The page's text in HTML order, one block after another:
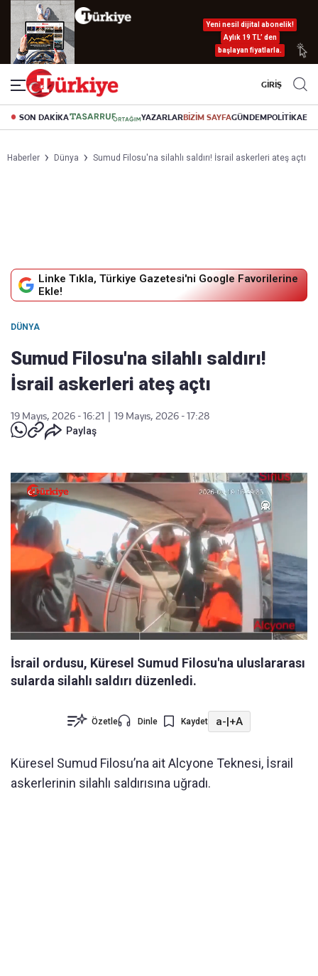
Yeni nesil dijital abonelik!
Aylık 19 TL’ den
başlayan fiyatlarla.
GİRİŞ
SON DAKİKA YAZARLARBİZİM SAYFAGÜNDEMPOLİTİKA
Haberler Dünya Sumud Filosu'na silahlı saldırı! İsrail askerleri ateş açtı
Linke Tıkla, Türkiye Gazetesi'ni Google Favorilerine
Ekle!
DÜNYA
Sumud Filosu'na silahlı saldırı!
İsrail askerleri ateş açtı
19 Mayıs, 2026 - 16:21
19 Mayıs, 2026 - 17:28
Paylaş
İsrail ordusu, Küresel Sumud Filosu'na uluslararası
sularda silahlı saldırı düzenledi.
Özetle Dinle Kaydet a-|+A
Küresel Sumud Filosu’na ait Alcyone Teknesi, İsrail
askerlerinin silahlı saldırısına uğradı.